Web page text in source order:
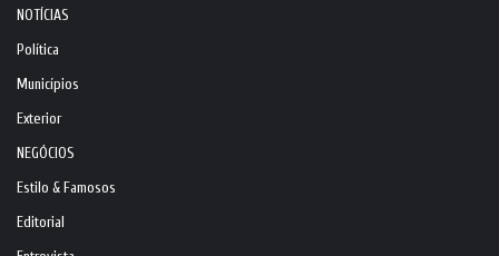
NOTÍCIAS
Política
Municípios
Exterior
NEGÓCIOS
Estilo & Famosos
Editorial